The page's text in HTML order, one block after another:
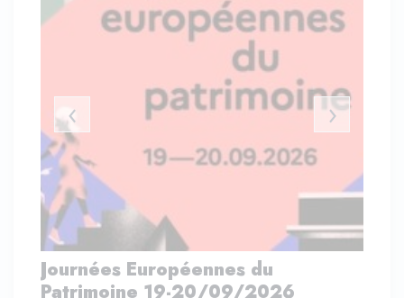
Européennes du
19-20/09/2026
‹ ›